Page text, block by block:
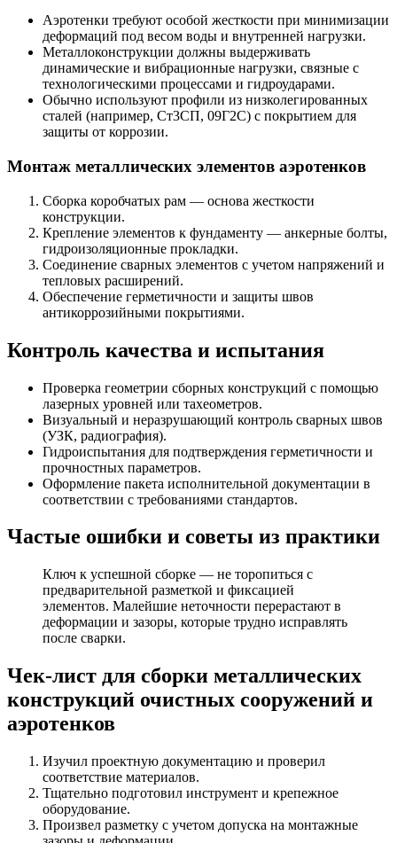
Аэротенки требуют особой жесткости при минимизации
деформаций под весом воды и внутренней нагрузки.
Металлоконструкции должны выдерживать
динамические и вибрационные нагрузки, связные с
технологическими процессами и гидроударами.
Обычно используют профили из низколегированных
сталей (например, Ст3СП, 09Г2С) с покрытием для
защиты от коррозии.
Монтаж металлических элементов аэротенков
Сборка коробчатых рам — основа жесткости
конструкции.
Крепление элементов к фундаменту — анкерные болты,
гидроизоляционные прокладки.
Соединение сварных элементов с учетом напряжений и
тепловых расширений.
Обеспечение герметичности и защиты швов
антикоррозийными покрытиями.
Контроль качества и испытания
Проверка геометрии сборных конструкций с помощью
лазерных уровней или тахеометров.
Визуальный и неразрушающий контроль сварных швов
(УЗК, радиография).
Гидроиспытания для подтверждения герметичности и
прочностных параметров.
Оформление пакета исполнительной документации в
соответствии с требованиями стандартов.
Частые ошибки и советы из практики
Ключ к успешной сборке — не торопиться с
предварительной разметкой и фиксацией
элементов. Малейшие неточности перерастают в
деформации и зазоры, которые трудно исправлять
после сварки.
Чек-лист для сборки металлических
конструкций очистных сооружений и
аэротенков
Изучил проектную документацию и проверил
соответствие материалов.
Тщательно подготовил инструмент и крепежное
оборудование.
Произвел разметку с учетом допуска на монтажные